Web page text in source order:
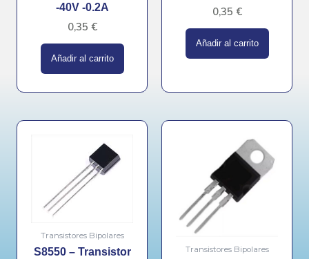
-40V -0.2A
0,35 €
Añadir al carrito
0,35 €
Añadir al carrito
Transistores Bipolares
S8550 – Transistor
Transistores Bipolares